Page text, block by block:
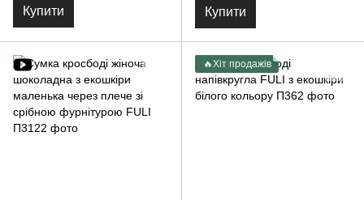
Купити Купити
🔥Хіт продажів